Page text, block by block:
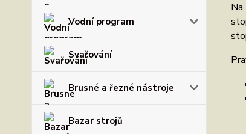
Vodní program
Svařování
Brusné a řezné nástroje
Bazar strojů